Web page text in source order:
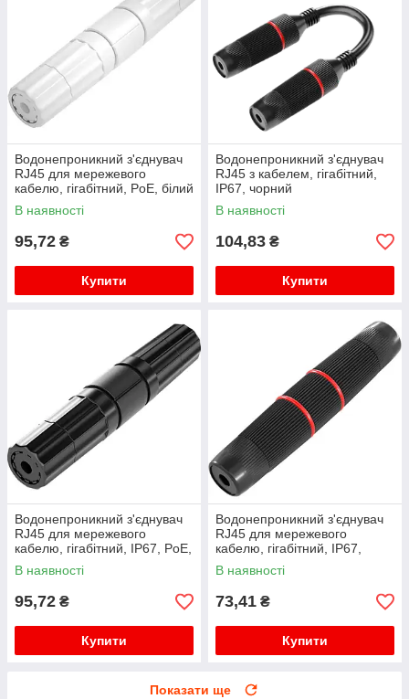
Водонепроникний з'єднувач
RJ45 для мережевого
кабелю, гігабітний, PoE, білий
В наявності
95,72 ₴
Купити
Водонепроникний з'єднувач
RJ45 з кабелем, гігабітний,
IP67, чорний
В наявності
104,83 ₴
Купити
Водонепроникний з'єднувач
RJ45 для мережевого
кабелю, гігабітний, IP67, PoE,
чорний
В наявності
95,72 ₴
Купити
Водонепроникний з'єднувач
RJ45 для мережевого
кабелю, гігабітний, IP67,
чорний, WDT-IP67ZT/B
В наявності
73,41 ₴
Купити
Показати ще